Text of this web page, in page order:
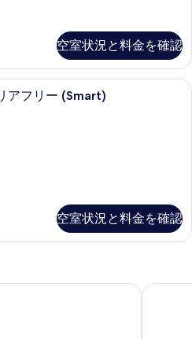
空室状況と料金を確認
アフリー (Smart)
空室状況と料金を確認
シティ